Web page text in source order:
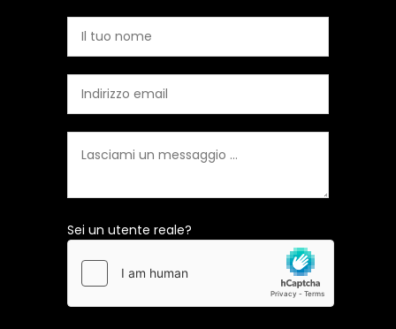
Sei un utente reale?